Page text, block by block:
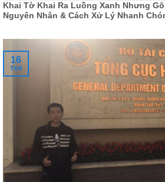
Khai Tờ Khai Ra Luồng Xanh Nhưng
Nguyên Nhân & Cách Xử Lý Nhanh
16
Th9